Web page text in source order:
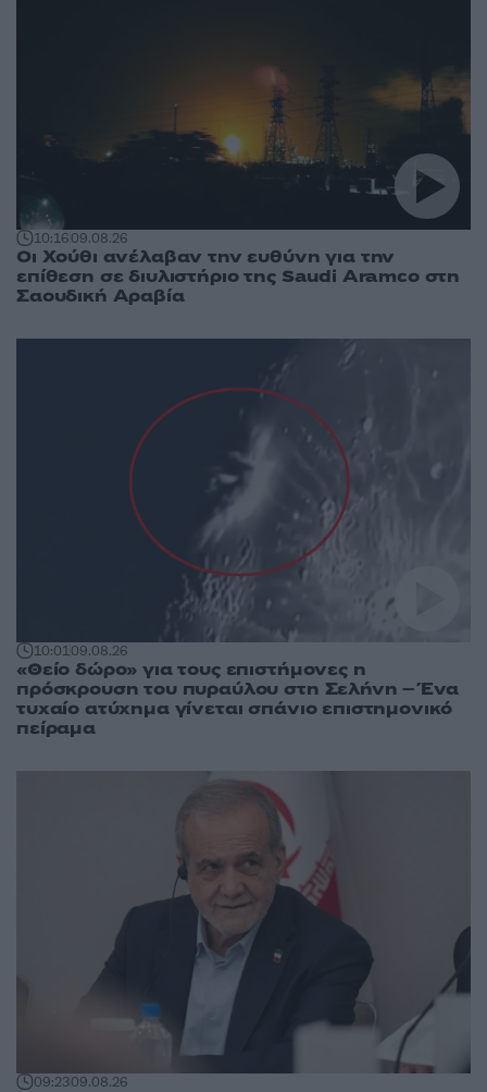
10:1609.08.26
Οι Χούθι ανέλαβαν την ευθύνη για την
επίθεση σε διυλιστήριο της Saudi Aramco στη
Σαουδική Αραβία
10:0109.08.26
«Θείο δώρο» για τους επιστήμονες η
πρόσκρουση του πυραύλου στη Σελήνη – Ένα
τυχαίο ατύχημα γίνεται σπάνιο επιστημονικό
πείραμα
09:2309.08.26